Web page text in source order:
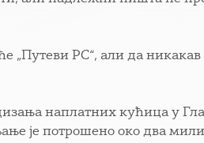
„Путеви РС“, али да
наплатних кућица у
је потрошено око два